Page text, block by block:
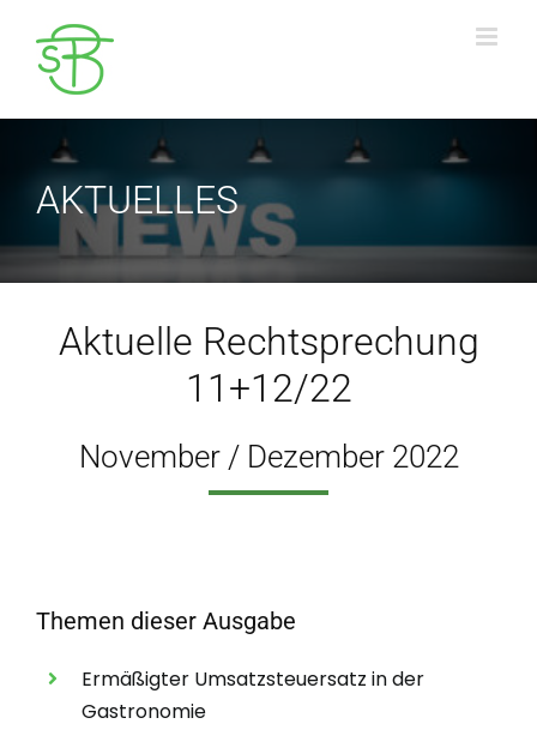
Inhalt
springen
AKTUELLES
Aktuelle Rechtsprechung
11+12/22
November / Dezember 2022
Themen dieser Ausgabe
Ermäßigter Umsatzsteuersatz in der
Gastronomie